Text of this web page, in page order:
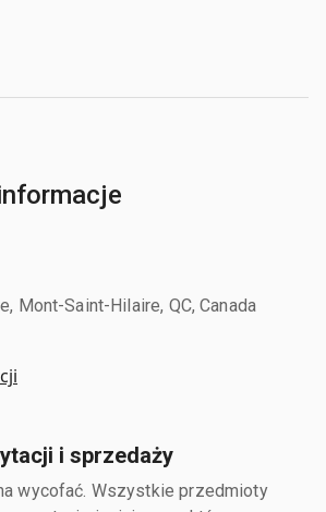
Mont-Saint-Hilaire, QC, Canada
i sprzedaży
wycofać. Wszystkie przedmioty